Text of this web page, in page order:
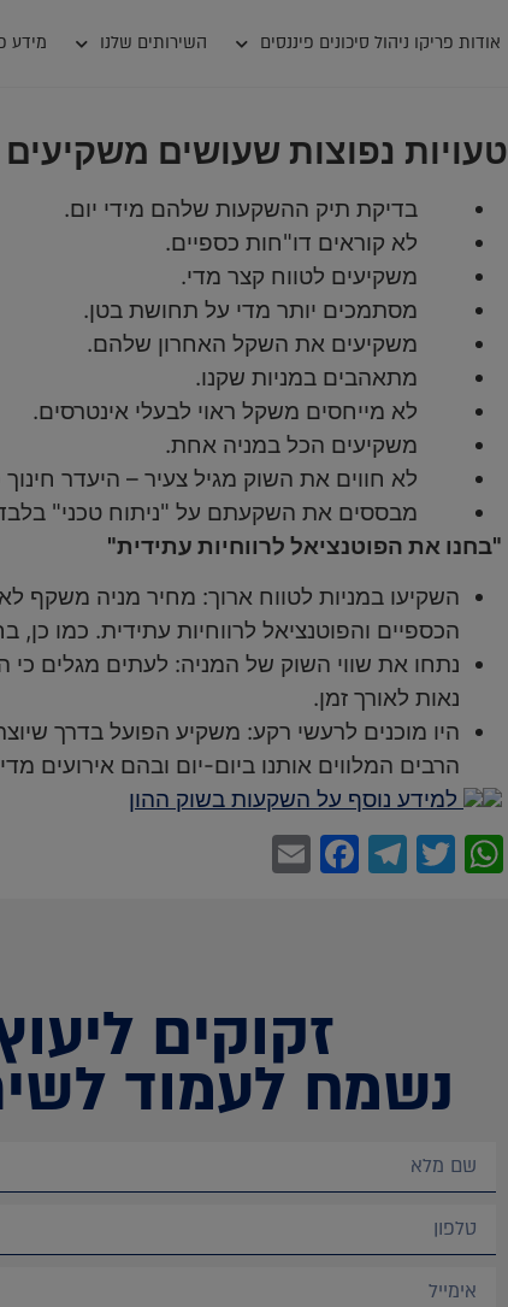
אודות פריקו ניהול סיכונים פיננסים השירותים שלנו מידע
טעויות נפוצות שעושים
בדיקת תיק ההשקעות שלהם מידי יום.
לא קוראים דו"חות כספיים.
משקיעים לטווח קצר מדי.
מסתמכים יותר מדי על תחושת בטן.
משקיעים את השקל האחרון שלהם.
מתאהבים במניות שקנו.
לא מייחסים משקל ראוי לבעלי אינטרסים.
משקיעים הכל במניה אחת.
לא חווים את השוק מגיל צעיר – היעדר חינוך
מבססים את השקעתם על "ניתוח טכני"
"בחנו את הפוטנציאל לרווחיות עתידית"
השקיעו במניות לטווח ארוך: מחיר מניה משקף
הכספיים והפוטנציאל לרווחיות עתידית. כמו כן,
נתחו את שווי השוק של המניה: לעתים מגלים כי
נאות לאורך זמן.
היו מוכנים לרעשי רקע: משקיע הפועל בדרך
הרבים המלווים אותנו ביום-יום ובהם אירועים
למידע נוסף על השקעות בשוק ההון
WhatsApp
Twitter
Telegram
Facebook
זקוקים
נשמח לעמוד